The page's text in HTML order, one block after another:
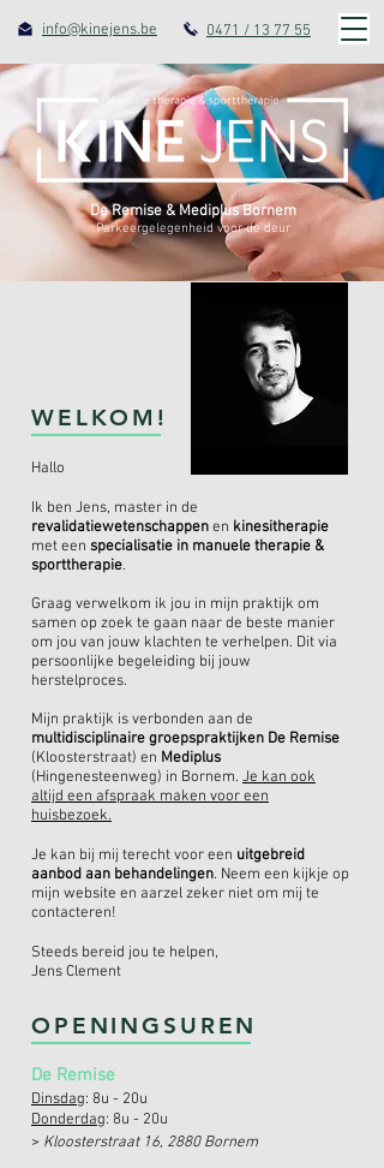
info@kinejens.be 0471 / 13 77 55
De Remise & Mediplus Bornem
Parkeergelegenheid voor de deur
WELKOM!
Hallo
Ik ben Jens, master in de
revalidatiewetenschappenen kinesitherapie
met een specialisatie in manuele therapie &
sporttherapie.
Graag verwelkom ik jou in mijn praktijk om
samen op zoek te gaan naar de beste manier
om jou van jouw klachten te verhelpen. Dit via
persoonlijke begeleiding bij jouw
herstelproces.
Mijn praktijk is verbonden aan de
multidisciplinaire groepspraktijken De Remise
(Kloosterstraat) en Mediplus
(Hingenesteenweg) in Bornem. Je kan ook
altijd een afspraak maken voor een
huisbezoek.
Je kan bij mij terecht voor een uitgebreid
aanbod aan behandelingen. Neem een kijkje op
mijn website en aarzel zeker niet om mij te
contacteren!
Steeds bereid jou te helpen,
Jens Clement
OPENINGSUREN
De Remise
Dinsdag: 8u - 20u
Donderdag: 8u - 20u
> Kloosterstraat 16, 2880 Bornem